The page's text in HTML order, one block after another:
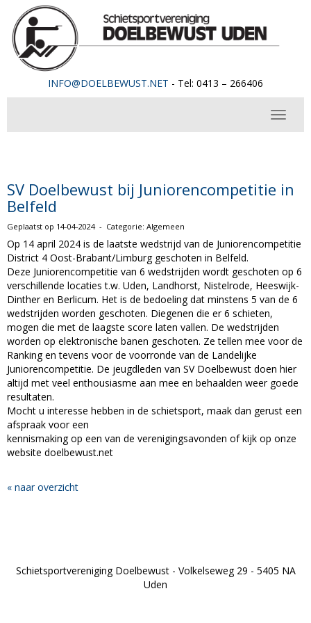
OFNI@DOELBEWUST.NET - Tel: 0413 – 266406
SV Doelbewust bij Juniorencompetitie in
Belfeld
Geplaatst op 14-04-2024 - Categorie: Algemeen
Op 14 april 2024 is de laatste wedstrijd van de Juniorencompetitie
District 4 Oost-Brabant/Limburg geschoten in Belfeld.
Deze Juniorencompetitie van 6 wedstrijden wordt geschoten op 6
verschillende locaties t.w. Uden, Landhorst, Nistelrode, Heeswijk-
Dinther en Berlicum. Het is de bedoeling dat minstens 5 van de 6
wedstrijden worden geschoten. Diegenen die er 6 schieten,
mogen die met de laagste score laten vallen. De wedstrijden
worden op elektronische banen geschoten. Ze tellen mee voor de
Ranking en tevens voor de voorronde van de Landelijke
Juniorencompetitie. De jeugdleden van SV Doelbewust doen hier
altijd met veel enthousiasme aan mee en behaalden weer goede
resultaten.
Mocht u interesse hebben in de schietsport, maak dan gerust een
afspraak voor een
kennismaking op een van de verenigingsavonden of kijk op onze
website doelbewust.net
« naar overzicht
Schietsportvereniging Doelbewust - Volkelseweg 29 - 5405 NA
Uden